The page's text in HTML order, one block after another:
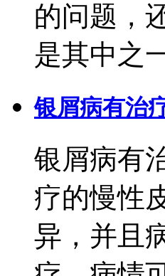
的问题，
是其中之
银屑病有治
银屑病有
疗的慢性
异，并且